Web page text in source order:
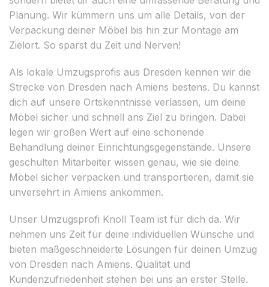
Planung. Wir kümmern uns um alle Details, von der
Verpackung deiner Möbel bis hin zur Montage am
Zielort. So sparst du Zeit und Nerven!
Als lokale Umzugsprofis aus Dresden kennen wir die
Strecke von Dresden nach Amiens bestens. Du kannst
dich auf unsere Ortskenntnisse verlassen, um deine
Möbel sicher und schnell ans Ziel zu bringen. Dabei
legen wir großen Wert auf eine schonende
Behandlung deiner Einrichtungsgegenstände. Unsere
geschulten Mitarbeiter wissen genau, wie sie deine
Möbel sicher verpacken und transportieren, damit sie
unversehrt in Amiens ankommen.
Unser Umzugsprofi Knoll Team ist für dich da. Wir
nehmen uns Zeit für deine individuellen Wünsche und
bieten maßgeschneiderte Lösungen für deinen Umzug
von Dresden nach Amiens. Qualität und
Kundenzufriedenheit stehen bei uns an erster Stelle.